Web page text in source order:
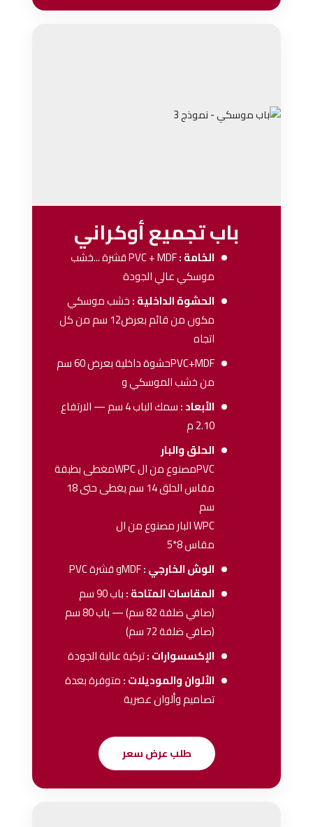
باب تجميع أوكراني
الخامة :PVC + MDFقشرة ...خشب
موسكي عالي الجودة
الحشوة الداخلية :خشب موسكي
مكون من قائم بعرض12 سم من كل
اتجاه
PVC+MDFحشوة داخلية بعرض 60 سم
من خشب الموسكي و
الأبعاد :
سمك الباب 4 سم — الارتفاع
2.10 م
الحلق والبار
PVCمصنوع من ال WPCمغطى بطبقة
مقاس الحلق 14 سم يغطى حتى 18
سم
WPC البار مصنوع من ال
مقاس 8*5
الوش الخارجي :
المقاسات المتاحة :
باب 90 سم
(صافي ضلفة 82 سم) — باب 80 سم
(صافي ضلفة 72 سم)
الإكسسوارات :تركية عالية الجودة
الألوان والموديلات :متوفرة بعدة
تصاميم وألوان عصرية
طلب عرض سعر